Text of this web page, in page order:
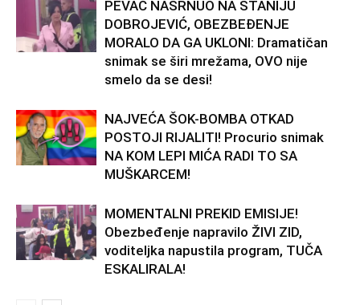
PEVAČ NASRNUO NA STANIJU
DOBROJEVIĆ, OBEZBEĐENJE
MORALO DA GA UKLONI: Dramatičan
snimak se širi mrežama, OVO nije
smelo da se desi!
NAJVEĆA ŠOK-BOMBA OTKAD
POSTOJI RIJALITI! Procurio snimak
NA KOM LEPI MIĆA RADI TO SA
MUŠKARCEM!
MOMENTALNI PREKID EMISIJE!
Obezbeđenje napravilo ŽIVI ZID,
voditeljka napustila program, TUČA
ESKALIRALA!